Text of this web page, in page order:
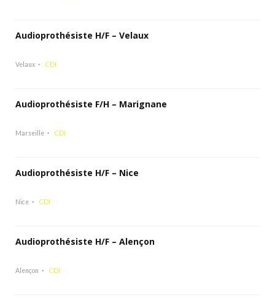
Audioprothésiste H/F – Velaux
Velaux CDI
Audioprothésiste F/H – Marignane
Marseille CDI
Audioprothésiste H/F – Nice
Nice CDI
Audioprothésiste H/F – Alençon
Alençon CDI